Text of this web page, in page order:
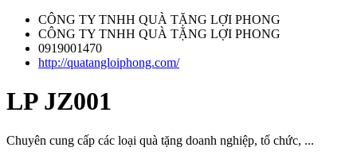
CÔNG TY TNHH QUÀ TẶNG LỢI PHONG
CÔNG TY TNHH QUÀ TẶNG LỢI PHONG
0919001470
http://quatangloiphong.com/
LP JZ001
Chuyên cung cấp các loại quà tặng doanh nghiệp, tổ chức, ...